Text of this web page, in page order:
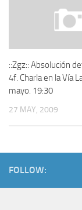
::Zgz:: Absolución
4f. Charla en la Vía
mayo. 19:30
27 MAY, 2009
FOLLOW: